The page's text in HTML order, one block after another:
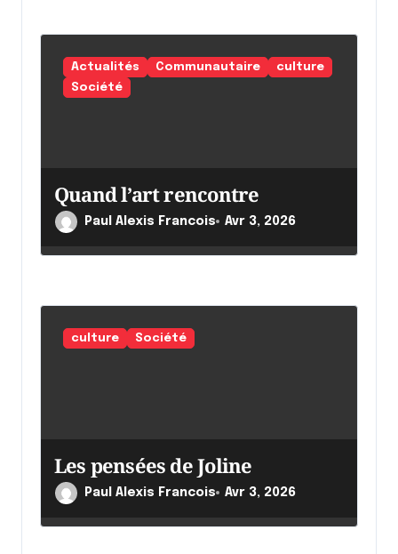
Actualités Communautaire
culture
Société
Quand l’art rencontre
Paul Alexis Francois Avr 3, 2026
culture Société
Les pensées de Joline
Paul Alexis Francois Avr 3, 2026